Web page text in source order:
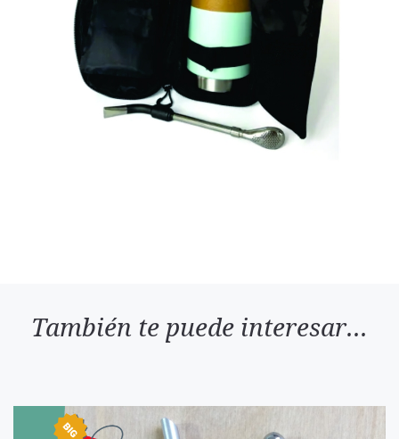
También te puede interesar...